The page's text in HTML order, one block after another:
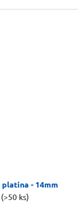
- 14mm
(>50 ks)